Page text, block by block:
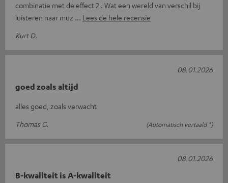
combinatie met de effect 2 . Wat een wereld van verschil bij
luisteren naar muz
Lees de hele recensie
Kurt D.
goed zoals altijd
alles goed, zoals verwacht
Thomas G.
(Automatisch vertaald *)
08.01.2026
B-kwaliteit is A-kwaliteit
08.01.2026